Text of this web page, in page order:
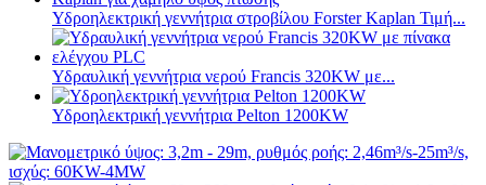
Υδροηλεκτρική γεννήτρια στροβίλου Forster Kaplan Τιμή...
Υδραυλική γεννήτρια νερού Francis 320KW με...
Υδροηλεκτρική γεννήτρια Pelton 1200KW